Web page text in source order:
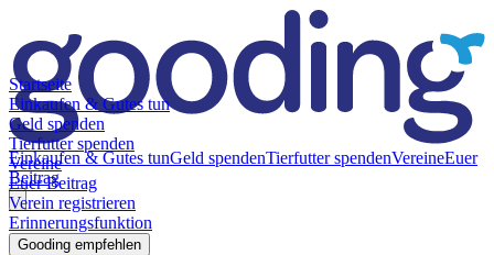
Einkaufen & Gutes tunGeld spendenTierfutter spendenVereineEuer
Beitrag
Startseite
Einkaufen & Gutes tun
Geld spenden
Tierfutter spenden
Vereine
Euer Beitrag
Verein registrieren
Erinnerungsfunktion
Gooding empfehlen